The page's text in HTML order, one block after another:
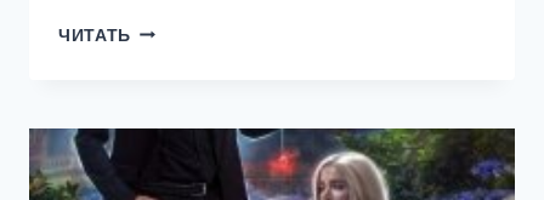
ЧИТАТЬ ОТЛИЧНИЦА